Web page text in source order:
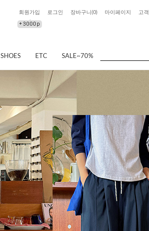
회원가입 로그인 장바구니(0) 마이페이지 고
SHOES ETC SALE~70%